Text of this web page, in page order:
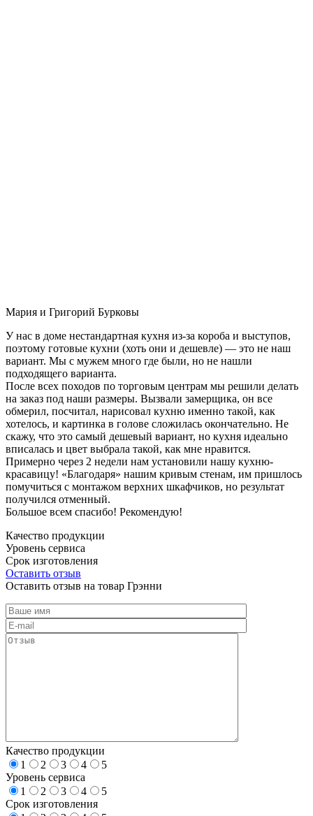
Мария и Григорий Бурковы
У нас в доме нестандартная кухня из-за короба и выступов,
поэтому готовые кухни (хоть они и дешевле) — это не наш
вариант. Мы с мужем много где были, но не нашли
подходящего варианта.
После всех походов по торговым центрам мы решили делать
на заказ под наши размеры. Вызвали замерщика, он все
обмерил, посчитал, нарисовал кухню именно такой, как
хотелось, и картинка в голове сложилась окончательно. Не
скажу, что это самый дешевый вариант, но кухня идеально
вписалась и цвет выбрала такой, как мне нравится.
Примерно через 2 недели нам установили нашу кухню-
красавицу! «Благодаря» нашим кривым стенам, им пришлось
помучиться с монтажом верхних шкафчиков, но результат
получился отменный.
Большое всем спасибо! Рекомендую!
Качество продукции
Уровень сервиса
Срок изготовления
Оставить отзыв
Оставить отзыв на товар Грэнни
Качество продукции
1
2 3 4
5
Уровень сервиса
1
2 3 4
5
Срок изготовления